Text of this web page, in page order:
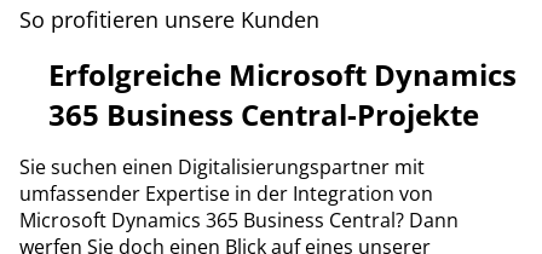
So profitieren unsere Kunden
Erfolgreiche Microsoft Dynamics
365 Business Central-Projekte
Sie suchen einen Digitalisierungspartner mit
umfassender Expertise in der Integration von
Microsoft Dynamics 365 Business Central? Dann
werfen Sie doch einen Blick auf eines unserer